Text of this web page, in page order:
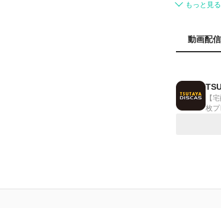
もっと見る
動画配信
【
枚プ